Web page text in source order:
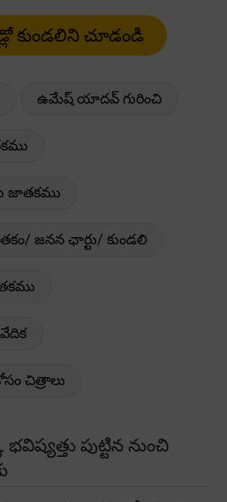
ఉమేష్ యాదవ్ గురించి
జాతకము
జనన ఛార్టు/ కుండలి
చిత్రాలు
పుట్టిన నుంచి